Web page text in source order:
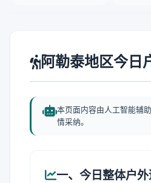
阿勒泰地区今日
本页面内容由人工智能辅
情采纳。
一、今日整体户